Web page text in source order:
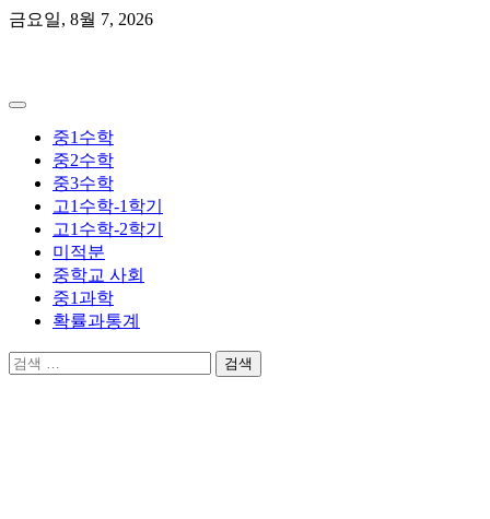
Skip
금요일, 8월 7, 2026
중1수학
중2수학
중3수학
고1수학-1학기
고1수학-2학기
미적분
중학교 사회
중1과학
확률과통계
검